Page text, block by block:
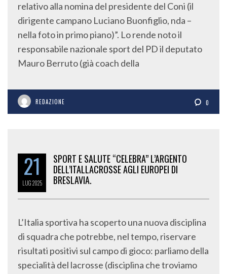
dirigente campano Luciano Buonfiglio, nda –
nella foto in primo piano)”. Lo rende noto il
responsabile nazionale sport del PD il deputato
Mauro Berruto (già coach della
21
LUG 2025
DELL’ITALLACROSSE AGLI EUROPEI DI
BRESLAVIA.
di squadra che potrebbe, nel tempo, riservare
risultati positivi sul campo di gioco: parliamo della
specialità del lacrosse (disciplina che troviamo
all’interno della Federazione italiana hockey su